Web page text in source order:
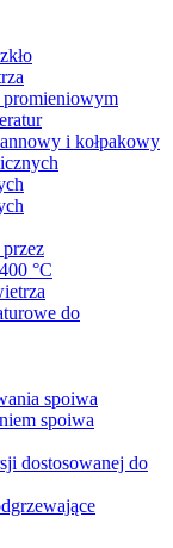
promieniowym
i kołpakowy
°C
do
spoiwa
spoiwa
dostosowanej do